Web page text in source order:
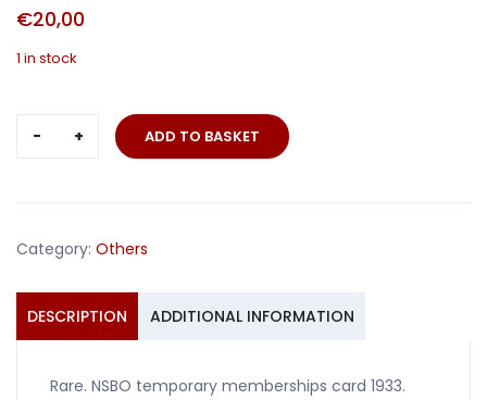
€20,00
1 in stock
NSBO
temporary
quantity
ADD TO BASKET
Category: Others
DESCRIPTION ADDITIONAL INFORMATION
Rare. NSBO temporary memberships card 1933.